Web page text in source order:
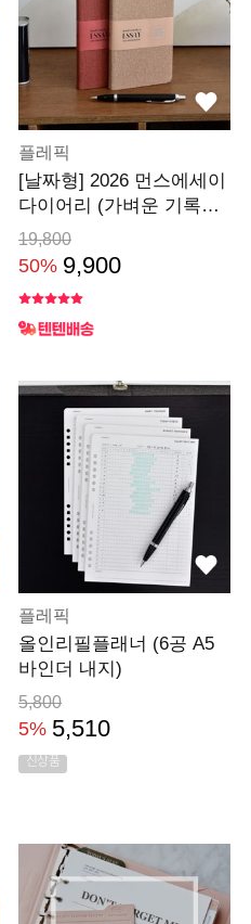
플레픽
[날짜형] 2026 먼스에세이
다이어리 (가벼운 기록의
힘)
19,800
50% 9,900
플레픽
올인리필플래너 (6공 A5
바인더 내지)
5,800
5% 5,510
신상품